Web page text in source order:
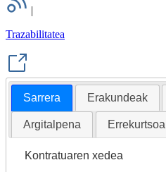
|
Trazabilitatea
Sarrera Erakundeak
Argitalpena Errekurtsoa
Kontratuaren xedea